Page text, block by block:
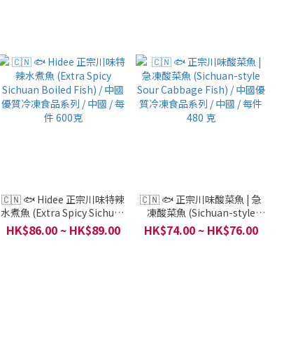
🇨🇳 🐟 Hidee 正宗川味特辣
水煮魚 (Extra Spicy Sichuan
Boiled Fish) / 中國優質冷凍
食品系列 / 中國 / 每件 600克
HK$86.00 ~ HK$89.00
🇨🇳 🐟 正宗川味酸菜魚 | 急
凍酸菜魚 (Sichuan-style
Sour Cabbage Fish) / 中國優
質冷凍食品系列 / 中國 / 每件
HK$74.00 ~ HK$76.00